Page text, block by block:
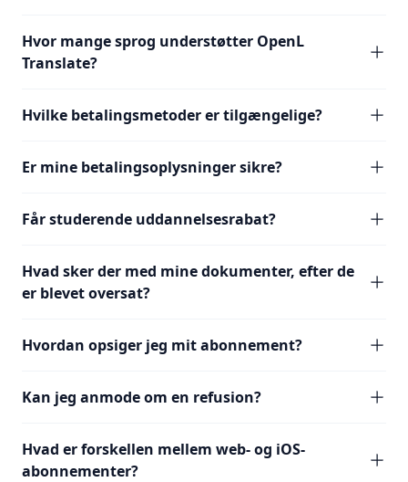
Hvor mange sprog understøtter OpenL
Translate?
Hvilke betalingsmetoder er tilgængelige?
Er mine betalingsoplysninger sikre?
Får studerende uddannelsesrabat?
Hvad sker der med mine dokumenter, efter de
er blevet oversat?
Hvordan opsiger jeg mit abonnement?
Kan jeg anmode om en refusion?
Hvad er forskellen mellem web- og iOS-
abonnementer?